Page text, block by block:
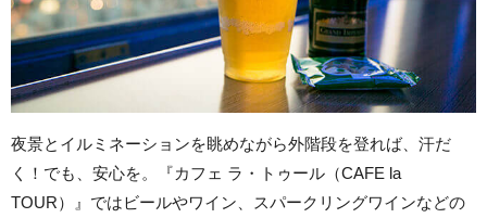
夜景とイルミネーションを眺めながら外階段を登れば、汗だ
く！でも、安心を。『カフェ ラ・トゥール（CAFE la
TOUR）』ではビールやワイン、スパークリングワインなどの